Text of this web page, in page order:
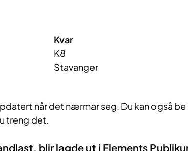
Kvar
K8
Stavanger
når det nærmar seg. Du kan også be
treng det.
blir lagde ut i Elements